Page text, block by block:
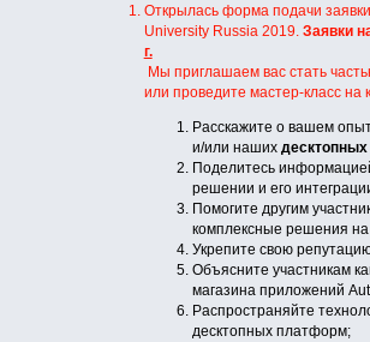
Открылась форма подачи
University Russia 2019. Заявки
г.
Мы приглашаем вас стать
или проведите мастер-класс
Расскажите о вашем
и/или наших десктопных
Поделитесь
решении и его
Помогите другим
комплексные решения
Укрепите свою
Объясните участникам
магазина приложений
Распространяйте
десктопных платформ;